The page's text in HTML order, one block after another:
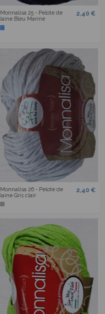
Monnalisa 25 - Pelote de
laine Bleu Marine
2,40 €
Monnalisa 26 - Pelote de
laine Gris clair
2,40 €